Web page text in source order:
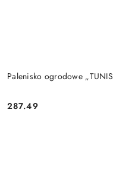
Palenisko ogrodowe
Cena:
287.49